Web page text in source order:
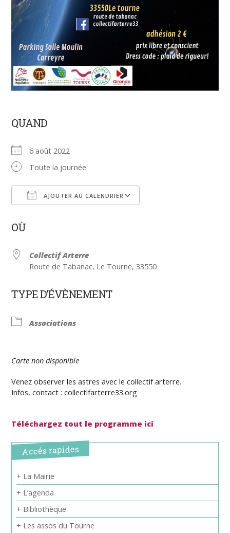
QUAND
6 août 2022
Toute la journée
AJOUTER AU CALENDRIER
OÙ
Collectif Arterre
Route de Tabanac, Le Tourne, 33550
TYPE D’ÉVÈNEMENT
Associations
Carte non disponible
Venez observer les astres avec le collectif arterre.
Infos, contact : collectifarterre33.org
Téléchargez tout le programme ici
Accés rapides
+ La Mairie
+ L’agenda
+ Bibliothèque
+ Les assos du Tourne